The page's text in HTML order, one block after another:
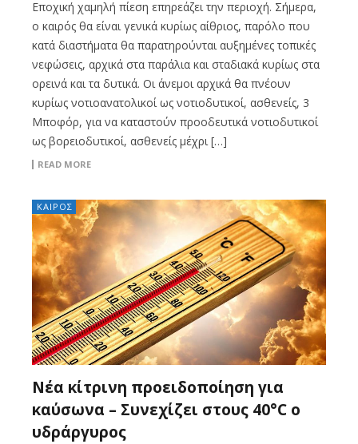
Εποχική χαμηλή πίεση επηρεάζει την περιοχή. Σήμερα,
ο καιρός θα είναι γενικά κυρίως αίθριος, παρόλο που
κατά διαστήματα θα παρατηρούνται αυξημένες τοπικές
νεφώσεις, αρχικά στα παράλια και σταδιακά κυρίως στα
ορεινά και τα δυτικά. Οι άνεμοι αρχικά θα πνέουν
κυρίως νοτιοανατολικοί ως νοτιοδυτικοί, ασθενείς, 3
Μποφόρ, για να καταστούν προοδευτικά νοτιοδυτικοί
ως βορειοδυτικοί, ασθενείς μέχρι […]
READ MORE
ΚΑΙΡΟΣ
Νέα κίτρινη προειδοποίηση για
καύσωνα – Συνεχίζει στους 40°C ο
υδράργυρος